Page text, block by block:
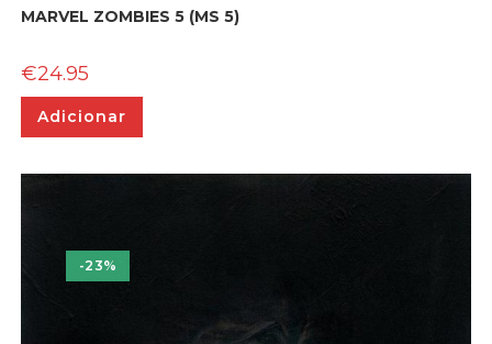
MARVEL ZOMBIES 5 (MS 5)
€24.95
Adicionar
-23%